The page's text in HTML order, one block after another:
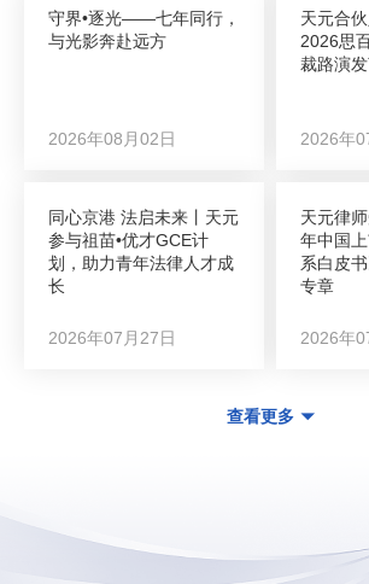
守界•逐光——七年同行，
与光影奔赴远方
2026年08月02日
天元合
2026思
裁路演
2026年
同心京港 法启未来丨天元
参与祖苗•优才GCE计
划，助力青年法律人才成
长
2026年07月27日
天元律
年中国
系白皮
专章
2026年
查看更多